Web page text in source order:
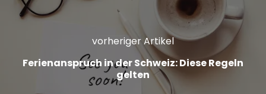
vorheriger Artikel
Ferienanspruch in der Schweiz: Diese Regeln
gelten